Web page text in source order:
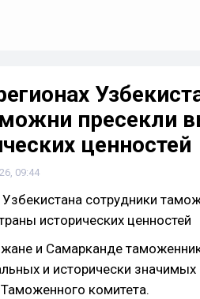
пресекли
ценностей
09:44
и Самарканде
и исторически значимых
комитета.